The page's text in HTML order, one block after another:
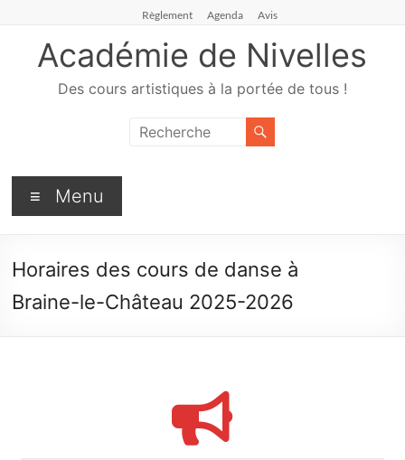
Règlement Agenda Avis
Académie de Nivelles
Des cours artistiques à la portée de tous !
Menu
Horaires des cours de danse à
Braine-le-Château 2025-2026